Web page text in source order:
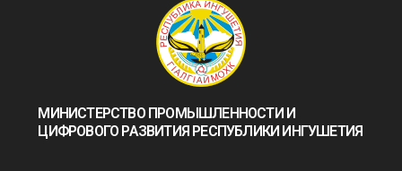
МИНИСТЕРСТВО ПРОМЫШЛЕННОСТИ И
ЦИФРОВОГО РАЗВИТИЯ РЕСПУБЛИКИ ИНГУШЕТИЯ